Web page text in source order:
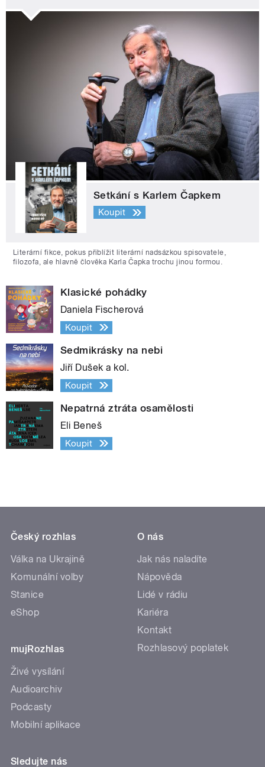
Setkání s Karlem Čapkem
Koupit
Literární fikce, pokus přiblížit literární nadsázkou spisovatele,
filozofa, ale hlavně člověka Karla Čapka trochu jinou formou.
Klasické pohádky
Daniela Fischerová
Koupit
Sedmikrásky na nebi
Jiří Dušek a kol.
Koupit
Nepatrná ztráta osamělosti
Eli Beneš
Koupit
Český rozhlas
Válka na Ukrajině
Komunální volby
Stanice
eShop
mujRozhlas
Živé vysílání
Audioarchiv
Podcasty
Mobilní aplikace
O nás
Jak nás naladíte
Nápověda
Lidé v rádiu
Kariéra
Kontakt
Rozhlasový poplatek
Sledujte nás